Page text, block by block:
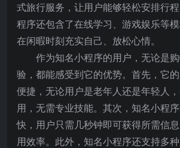
式旅行服务，让用户能够轻松安排行
程序还包含了在线学习、游戏娱乐等
在闲暇时刻充实自己、放松心情。
作为知名小程序的用户，无论是
验，都能感受到它的优势。首先，它
便捷，无论用户是老年人还是年轻人
用，无需专业技能。其次，知名小程
快，用户只需几秒钟即可获得所需信
用效率。此外，知名小程序还支持多